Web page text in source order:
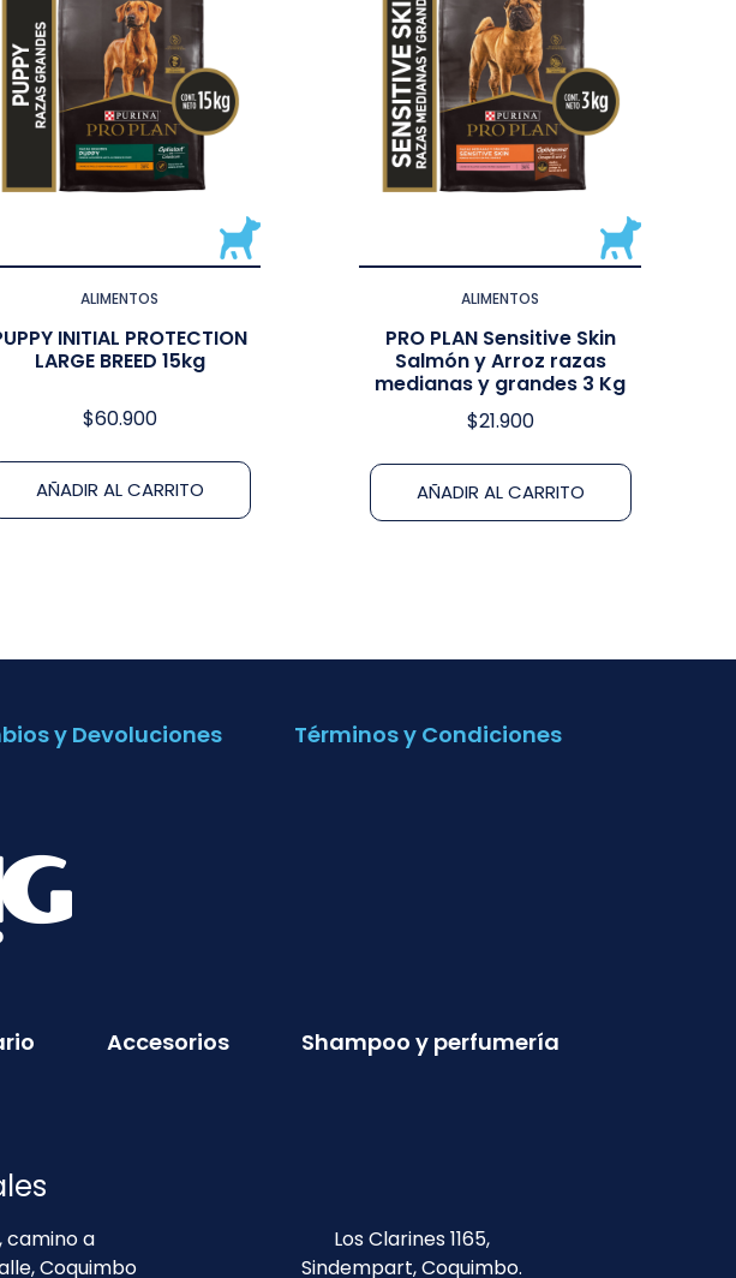
ALIMENTOS
INITIAL PROTECTION
LARGE BREED 15kg
$60.900
AÑADIR AL CARRITO
ALIMENTOS
PRO PLAN Sensitive Skin
Salmón y Arroz razas
medianas y grandes 3 Kg
$21.900
AÑADIR AL CARRITO
y Devoluciones Términos y Condiciones
Accesorios Shampoo y perfumería
camino a
Coquimbo
Los Clarines 1165,
Sindempart, Coquimbo.